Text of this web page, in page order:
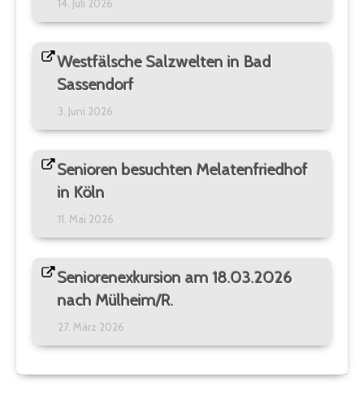
14. Juli 2026
Westfälsche Salzwelten in Bad
Sassendorf
3. Juni 2026
Senioren besuchten Melatenfriedhof
in Köln
11. Mai 2026
Seniorenexkursion am 18.03.2026
nach Mülheim/R.
27. März 2026